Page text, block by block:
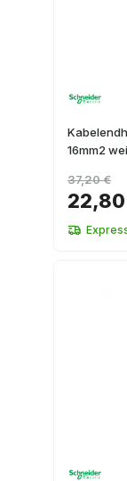
16mm2
37,20 €